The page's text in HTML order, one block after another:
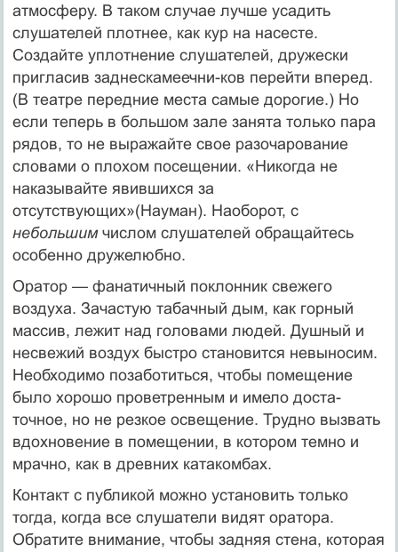
атмосферу. В таком случае лучше усадить
слушателей плотнее, как кур на насесте.
Создайте уплот­нение слушателей, дружески
пригласив заднескамеечни-ков перейти вперед.
(В театре передние места самые доро­гие.) Но
если теперь в большом зале занята только пара
рядов, то не выражайте свое разочарование
словами о плохом посещении. «Никогда не
наказывайте явившихся за
отсутствующих»(Науман). Наоборот, с
небольшим чис­лом слушателей обращайтесь
особенно дружелюбно.
Оратор — фанатичный поклонник свежего
воздуха. За­частую табачный дым, как горный
массив, лежит над го­ловами людей. Душный и
несвежий воздух быстро ста­новится невыносим.
Необходимо позаботиться, чтобы помещение
было хорошо проветренным и имело доста­
точное, но не резкое освещение. Трудно вызвать
вдохно­вение в помещении, в котором темно и
мрачно, как в древних катакомбах.
Контакт с публикой можно установить только
тогда, когда все слушатели видят оратора.
Обратите внимание, чтобы задняя стена, которая